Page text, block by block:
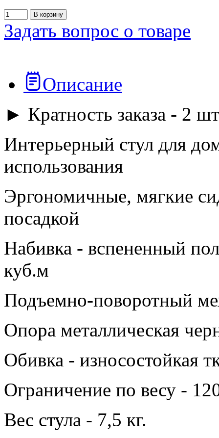
В корзину
Задать вопрос о товаре
Описание
► Кратность заказа - 2
Интерьерный стул для
использования
Эргономичные, мягкие
посадкой
Набивка - вспененный
куб.м
Подъемно-поворотный
Опора металлическая
Обивка - износостойкая
Ограничение по весу -
Вес стула - 7,5 кг.